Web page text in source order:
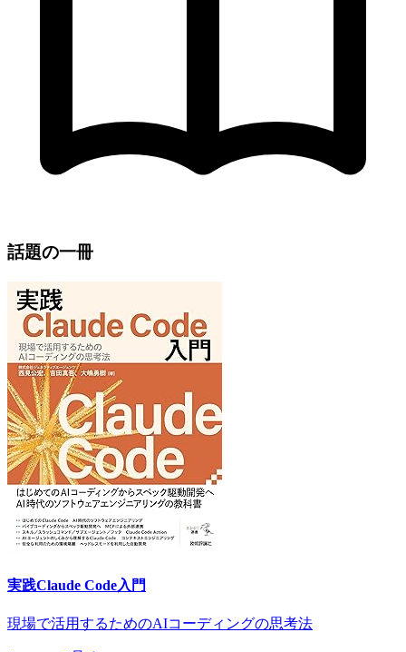
話題の一冊
実践Claude Code入門
現場で活用するためのAIコーディングの思考法